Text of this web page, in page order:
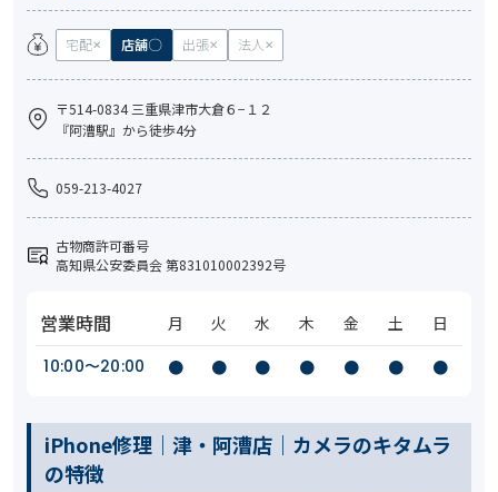
宅配 店舗 出張 法人
〒514-0834 三重県津市大倉６−１２
『阿漕駅』から徒歩4分
059-213-4027
古物商許可番号
高知県公安委員会 第831010002392号
営業時間 月 火 水 木 金 土
日
10:00〜20:00
● ● ● ● ● ● ●
iPhone修理｜津・阿漕店｜カメラのキタムラ
の特徴